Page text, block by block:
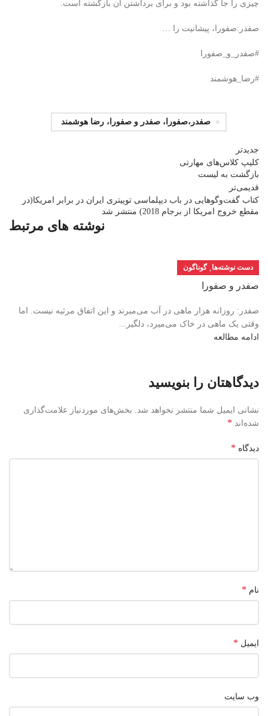
چیزی را جا گذاشته بود و برای برداشتن آن بازگشته است.
صفدر:صفورا، پیشانیت را …
#صفدر_و_صفورا
#رضا_هوشمند
صفدر،صفورا، صفدر و صفورا، رضا هوشمند
جدیدتر
کلیپ کلاس‌های مهارتی
بازگشت بە لیست
قدیمی‌تر
کتاب گفت‌و‌گو‌هایی در باب دیپلماسی توییتری ایران در برابر امریکا‌(‌در
مقطع خروج امریکا از برجام 2018) منتشر شد
نوشته های مرتبط
دست نوشته‌ها ,گوناگون
صفدر و صفورا
صفدر: روزانه هزار ماهی در آب می‌میرند و این اتفاق مرثیه نیست. اما
وقتی یک ماهی در خاک می‌میرد، دلگیر...
ادامه مطالعه
دیدگاهتان را بنویسید
نشانی ایمیل شما منتشر نخواهد شد.
بخش‌های موردنیاز علامت‌گذاری
شده‌اند *
دیدگاه *
نام *
ایمیل *
وب‌ سایت